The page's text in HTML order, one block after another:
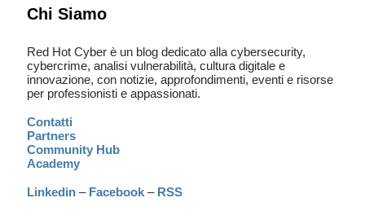
Chi Siamo
Red Hot Cyber è un blog dedicato alla cybersecurity,
cybercrime, analisi vulnerabilità, cultura digitale e
innovazione, con notizie, approfondimenti, eventi e risorse
per professionisti e appassionati.
Contatti
Partners
Community Hub
Academy
Linkedin – Facebook – RSS